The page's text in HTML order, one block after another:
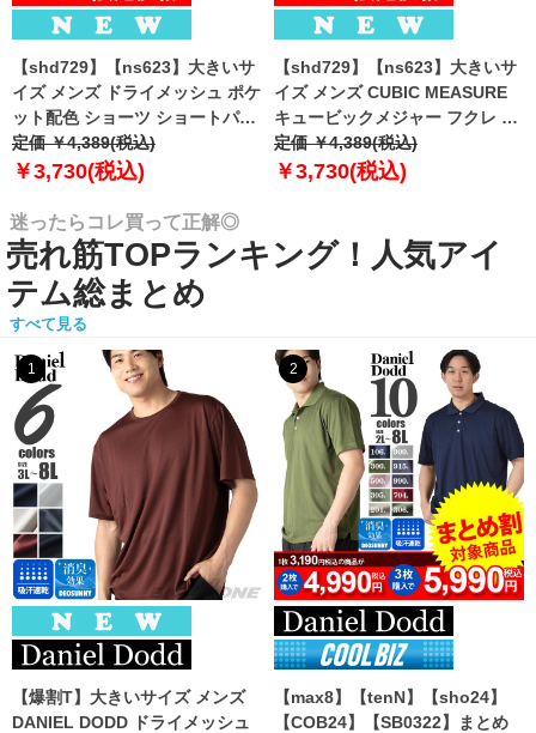
【shd729】【ns623】大きいサ
イズ メンズ ドライメッシュ ポケ
ット配色 ショーツ ショートパン
ツ ハーフパンツ 春夏新作
302252az 【fre】
定価 ￥4,389(税込)
￥3,730(税込)
【shd729】【ns623】大きいサ
イズ メンズ CUBIC MEASURE
キュービックメジャー フクレ エ
ンボス 迷彩柄 ショーツ ショート
パンツ ハーフパンツ 春夏新作
定価 ￥4,389(税込)
￥3,730(税込)
迷ったらコレ買って正解◎
売れ筋TOPランキング！人気アイ
テム総まとめ
すべて見る
1
【爆割T】大きいサイズ メンズ
DANIEL DODD ドライメッシュ
2
【max8】【tenN】【sho24】
【COB24】【SB0322】まとめ